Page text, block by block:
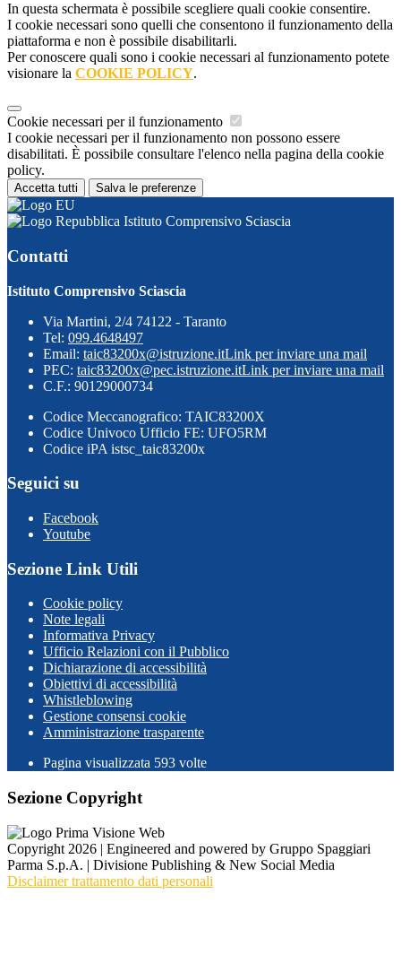
In questa schermata è possibile scegliere quali cookie consentire.
I cookie necessari sono quelli che consentono il funzionamento della
piattaforma e non è possibile disabilitarli.
Per conoscere quali sono i cookie necessari al funzionamento potete
visionare la COOKIE POLICY.
Cookie necessari per il funzionamento
I cookie necessari per il funzionamento non possono essere
disabilitati. È possibile consultare l'elenco nella pagina della cookie
policy.
Accetta tutti Salva le preferenze
Istituto Comprensivo Sciascia
Contatti
Istituto Comprensivo Sciascia
Via Martini, 2/4 74122 - Taranto
Tel: 099.4648497
Email: taic83200x@istruzione.itLink per inviare una mail
PEC: taic83200x@pec.istruzione.itLink per inviare una mail
C.F.: 90129000734
Codice Meccanografico: TAIC83200X
Codice Univoco Ufficio FE: UFO5RM
Codice iPA istsc_taic83200x
Seguici su
Facebook
Youtube
Sezione Link Utili
Cookie policy
Note legali
Informativa Privacy
Ufficio Relazioni con il Pubblico
Dichiarazione di accessibilità
Obiettivi di accessibilità
Whistleblowing
Gestione consensi cookie
Amministrazione trasparente
Pagina visualizzata 593 volte
Sezione Copyright
Copyright 2026 | Engineered and powered by Gruppo Spaggiari
Parma S.p.A. | Divisione Publishing & New Social Media
Disclaimer trattamento dati personali